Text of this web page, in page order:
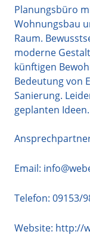
Planungsbüro
Wohnungsbau
Raum.
moderne
künftigen
Bedeutung von
Sanierung.
geplanten Ideen.
Email:
Telefon: 09153/
Website: http://